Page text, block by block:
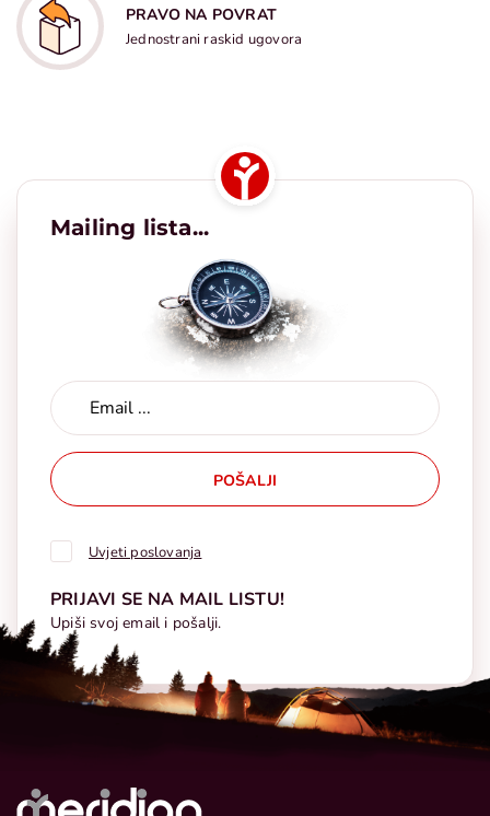
PRAVO NA POVRAT
Jednostrani raskid ugovora
Mailing lista...
POŠALJI
Uvjeti poslovanja
PRIJAVI SE NA MAIL LISTU!
Upiši svoj email i pošalji.